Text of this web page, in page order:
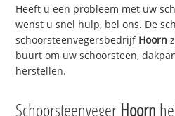
Heeft u een probleem met uw
wenst u snel hulp, bel ons. De
schoorsteenvegersbedrijf Hoorn
buurt om uw schoorsteen,
herstellen.
Schoorsteenveger Hoorn